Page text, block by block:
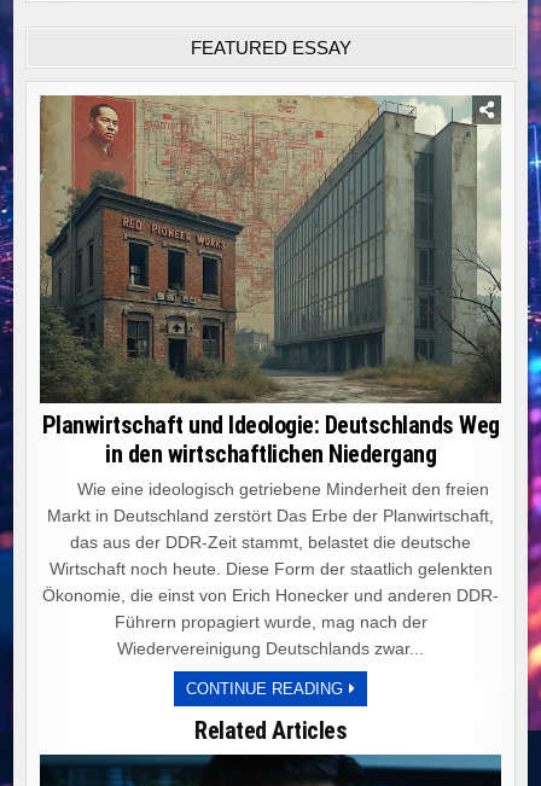
FEATURED ESSAY
Planwirtschaft und Ideologie: Deutschlands Weg
in den wirtschaftlichen Niedergang
Wie eine ideologisch getriebene Minderheit den freien
Markt in Deutschland zerstört Das Erbe der Planwirtschaft,
das aus der DDR-Zeit stammt, belastet die deutsche
Wirtschaft noch heute. Diese Form der staatlich gelenkten
Ökonomie, die einst von Erich Honecker und anderen DDR-
Führern propagiert wurde, mag nach der
Wiedervereinigung Deutschlands zwar...
CONTINUE READINGPLANWIRTSCHAFT
UND
DEUTSCHLANDS
IN
Related Articles